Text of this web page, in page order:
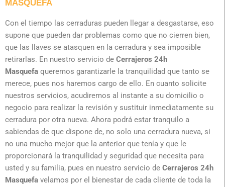
MASQUEFA
Con el tiempo las cerraduras pueden llegar a desgastarse, eso
supone que pueden dar problemas como que no cierren bien,
que las llaves se atasquen en la cerradura y sea imposible
retirarlas. En nuestro servicio de Cerrajeros 24h
Masquefa queremos garantizarle la tranquilidad que tanto se
merece, pues nos haremos cargo de ello. En cuanto solicite
nuestros servicios, acudiremos al instante a su domicilio o
negocio para realizar la revisión y sustituir inmediatamente su
cerradura por otra nueva. Ahora podrá estar tranquilo a
sabiendas de que dispone de, no solo una cerradura nueva, si
no una mucho mejor que la anterior que tenía y que le
proporcionará la tranquilidad y seguridad que necesita para
usted y su familia, pues en nuestro servicio de Cerrajeros 24h
Masquefa velamos por el bienestar de cada cliente de toda la